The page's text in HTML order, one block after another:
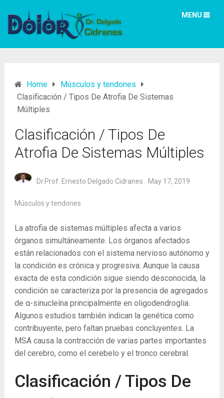
MENU
Home
Músculos y tendones
Clasificación / Tipos De Atrofia De Sistemas
Múltiples
Clasificación / Tipos De
Atrofia De Sistemas Múltiples
Dr.Prof. Ernesto Delgado Cidranes May 17, 2019
Músculos y tendones
La atrofia de sistemas múltiples afecta a varios
órganos simultáneamente. Los órganos afectados
están relacionados con el sistema nervioso autónomo y
la condición es crónica y progresiva. Aunque la causa
exacta de esta condición sigue siendo desconocida, la
condición se caracteriza por la presencia de agregados
de α-sinucleína principalmente en oligodendroglia.
Algunos estudios también indican la genética como
contribuyente, pero faltan pruebas concluyentes. La
MSA causa la contracción de varias partes importantes
del cerebro, como el cerebelo y el tronco cerebral.
Clasificación / Tipos De